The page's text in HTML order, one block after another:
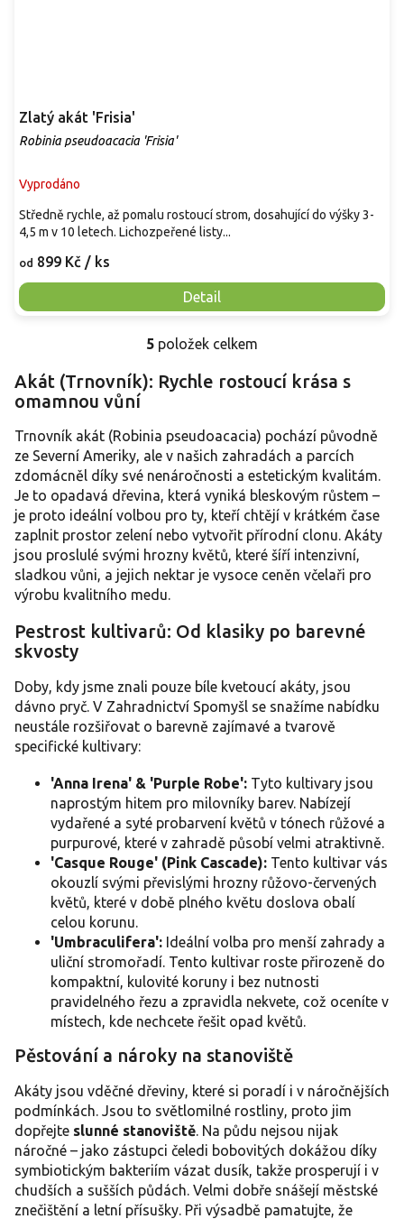
Zlatý akát 'Frisia'
Robinia pseudoacacia 'Frisia'
Vyprodáno
od 899 Kč / ks
Detail
Středně rychle, až pomalu rostoucí strom, dosahující do výšky 3-
4,5 m v 10 letech. Lichozpeřené listy...
O
l
a
c
í
r
v
k
y
v
s
5 položek celkem
Akát (Trnovník): Rychle rostoucí krása s
omamnou vůní
Trnovník akát (Robinia pseudoacacia) pochází původně
ze Severní Ameriky, ale v našich zahradách a parcích
zdomácněl díky své nenáročnosti a estetickým kvalitám.
Je to opadavá dřevina, která vyniká bleskovým růstem –
je proto ideální volbou pro ty, kteří chtějí v krátkém čase
zaplnit prostor zelení nebo vytvořit přírodní clonu. Akáty
jsou proslulé svými hrozny květů, které šíří intenzivní,
sladkou vůni, a jejich nektar je vysoce ceněn včelaři pro
výrobu kvalitního medu.
Pestrost kultivarů: Od klasiky po barevné
skvosty
Doby, kdy jsme znali pouze bíle kvetoucí akáty, jsou
dávno pryč. V Zahradnictví Spomyšl se snažíme nabídku
neustále rozšiřovat o barevně zajímavé a tvarově
specifické kultivary:
'Anna Irena' & 'Purple Robe': Tyto kultivary jsou
naprostým hitem pro milovníky barev. Nabízejí
vydařené a syté probarvení květů v tónech růžové a
purpurové, které v zahradě působí velmi atraktivně.
'Casque Rouge' (Pink Cascade): Tento kultivar vás
okouzlí svými převislými hrozny růžovo-červených
květů, které v době plného květu doslova obalí
celou korunu.
'Umbraculifera': Ideální volba pro menší zahrady a
uliční stromořadí. Tento kultivar roste přirozeně do
kompaktní, kulovité koruny i bez nutnosti
pravidelného řezu a zpravidla nekvete, což oceníte v
místech, kde nechcete řešit opad květů.
Pěstování a nároky na stanoviště
Akáty jsou vděčné dřeviny, které si poradí i v náročnějších
podmínkách. Jsou to světlomilné rostliny, proto jim
dopřejte slunné stanoviště. Na půdu nejsou nijak
náročné – jako zástupci čeledi bobovitých dokážou díky
symbiotickým bakteriím vázat dusík, takže prosperují i v
chudších a sušších půdách. Velmi dobře snášejí městské
znečištění a letní přísušky. Při výsadbě pamatujte, že